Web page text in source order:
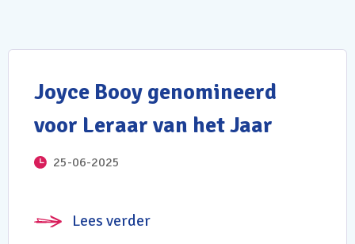
Joyce Booy genomineerd
voor Leraar van het Jaar
25-06-2025
Lees verder